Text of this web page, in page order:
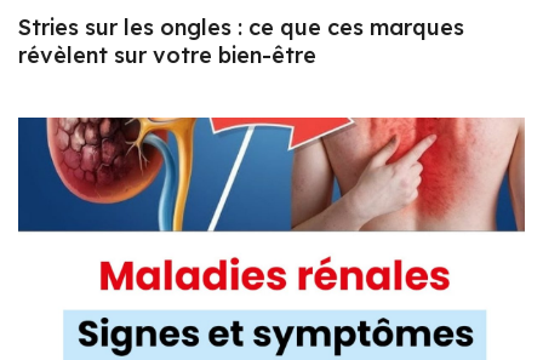
Stries sur les ongles : ce que ces marques
révèlent sur votre bien-être